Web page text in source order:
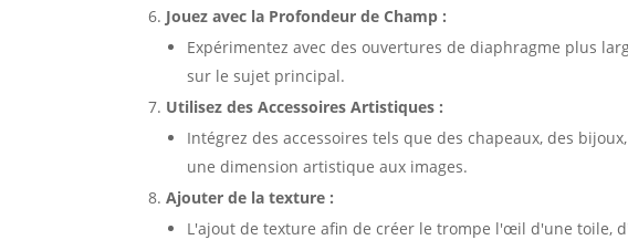
Jouez avec la Profondeur de Champ :
Expérimentez avec des ouvertures de diaphragme plus
sur le sujet principal.
Utilisez des Accessoires Artistiques :
Intégrez des accessoires tels que des chapeaux, des
une dimension artistique aux images.
Ajouter de la texture :
L'ajout de texture afin de créer le trompe l'œil d'une toile,